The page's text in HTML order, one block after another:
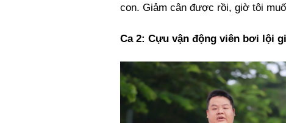
con. Giảm cân được rồi, giờ tôi
Ca 2: Cựu vận động viên bơi lội